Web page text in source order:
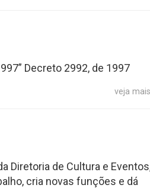
Decreto 2992, de 1997
veja mais
Diretoria de Cultura e
cria novas funções e dá